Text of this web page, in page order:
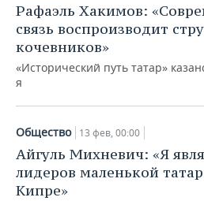
Рафаэль Хакимов:
связь воспроизводит
кочевников»
«Исторический путь татар»
я
Общество 13 фев, 00:00
Айгуль Михневич: «Я
лидеров маленькой
Кипре»